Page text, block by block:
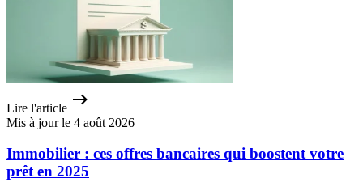
Lire l'article
Mis à jour le 4 août 2026
Immobilier : ces offres bancaires qui boostent votre
prêt en 2025